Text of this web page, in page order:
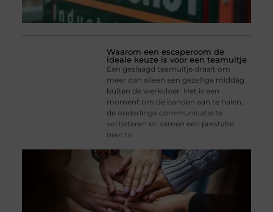
Waarom een escaperoom de
ideale keuze is voor een teamuitje
Een geslaagd teamuitje draait om
meer dan alleen een gezellige middag
buiten de werkvloer. Het is een
moment om de banden aan te halen,
de onderlinge communicatie te
verbeteren en samen een prestatie
neer te